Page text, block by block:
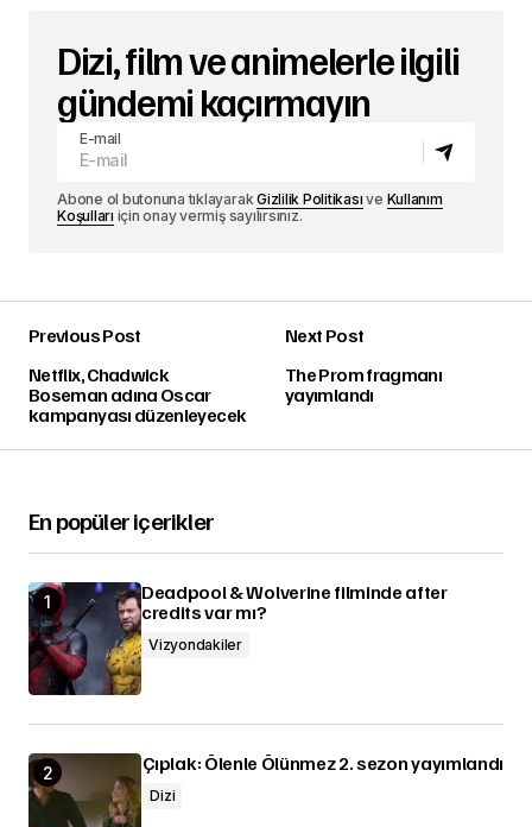
Dizi, film ve animelerle ilgili
gündemi kaçırmayın
E-mail
Abone ol butonuna tıklayarakGizlilik Politikası ve Kullanım
Koşulları için onay vermiş sayılırsınız.
Previous Post
Netflix, Chadwick
Boseman adına Oscar
kampanyası düzenleyecek
Next Post
The Prom fragmanı
yayımlandı
En popüler içerikler
Deadpool & Wolverine filminde after
credits var mı?
Vizyondakiler
Çıplak: Ölenle Ölünmez 2. sezon yayımlandı
Dizi